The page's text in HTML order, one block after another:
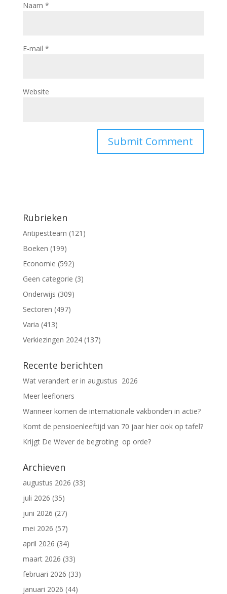
Naam *
E-mail *
Website
Rubrieken
Antipestteam (121)
Boeken (199)
Economie (592)
Geen categorie (3)
Onderwijs (309)
Sectoren (497)
Varia (413)
Verkiezingen 2024(137)
Recente berichten
Wat verandert er in augustus 2026
Meer leefloners
Wanneer komen de internationale vakbonden in actie?
Komt de pensioenleeftijd van 70 jaar hier ook op tafel?
Krijgt De Wever de begroting op orde?
Archieven
augustus 2026 (33)
juli 2026 (35)
juni 2026 (27)
mei 2026 (57)
april 2026 (34)
maart 2026 (33)
februari 2026 (33)
januari 2026 (44)